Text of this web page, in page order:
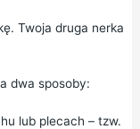
Twoja druga nerka
dwa sposoby:
lub plecach – tzw.